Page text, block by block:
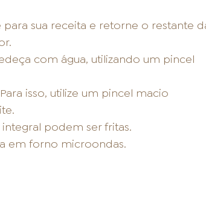
sua receita e retorne o restante
com água, utilizando um pincel
isso, utilize um pincel macio
podem ser fritas.
em forno microondas.